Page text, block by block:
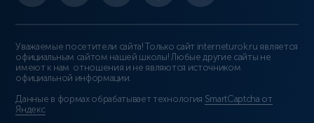
Уважаемые посетители сайта! Только сайт interneturok.ru является
официальным сайтом нашей школы! Любые другие сайты не
имеют к нам отношения и не являются источником
официальной информации.
Данные в формах обрабатывает технология SmartCaptcha от
Яндекс